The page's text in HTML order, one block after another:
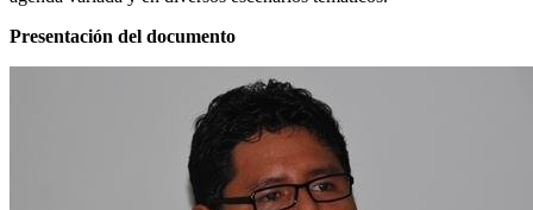
Presentación del documento